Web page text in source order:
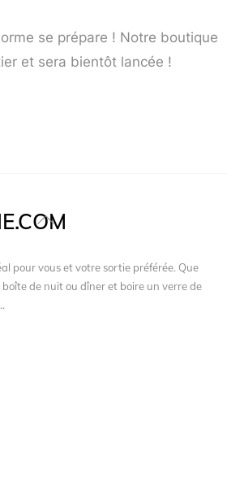
se prépare ! Notre boutique
et sera bientôt lancée !
Back
Top
pour vous et votre sortie préférée. Que
de nuit ou dîner et boire un verre de